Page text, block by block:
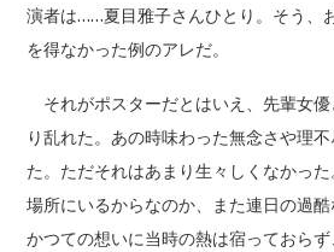
演者は……夏目雅子さんひとり。そう、
を得なかった例のアレだ。
それがポスターだとはいえ、先輩女
り乱れた。あの時味わった無念さや理
た。ただそれはあまり生々しくなかっ
場所にいるからなのか、また連日の過酷
かつての想いに当時の熱は宿っておら